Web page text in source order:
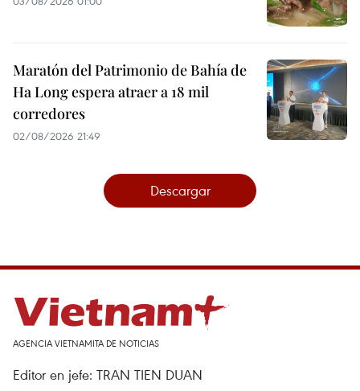
Maratón del Patrimonio de Bahía de
Ha Long espera atraer a 18 mil
corredores
02/08/2026 21:49
Descargar
AGENCIA VIETNAMITA DE NOTICIAS
Editor en jefe: TRAN TIEN DUAN